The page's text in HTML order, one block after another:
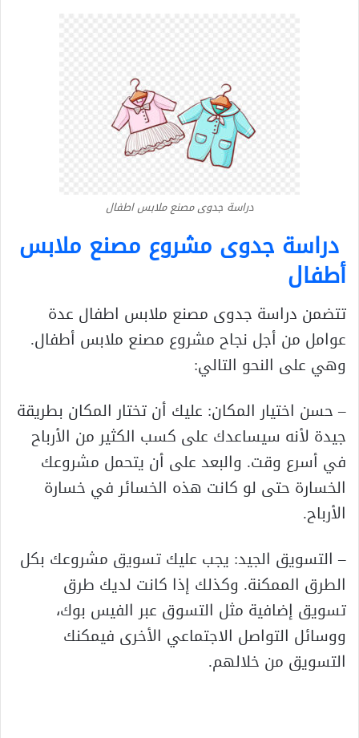
دراسة جدوى مصنع ملابس اطفال
دراسة جدوى مشروع مصنع ملابس
أطفال
تتضمن دراسة جدوى مصنع ملابس اطفال عدة
عوامل من أجل نجاح مشروع مصنع ملابس أطفال.
وهي على النحو التالي:
– حسن اختيار المكان: عليك أن تختار المكان بطريقة
جيدة لأنه سيساعدك على كسب الكثير من الأرباح
في أسرع وقت. والبعد على أن يتحمل مشروعك
الخسارة حتى لو كانت هذه الخسائر في خسارة
الأرباح.
– التسويق الجيد: يجب عليك تسويق مشروعك بكل
الطرق الممكنة. وكذلك إذا كانت لديك طرق
تسويق إضافية مثل التسوق عبر الفيس بوك،
ووسائل التواصل الاجتماعي الأخرى فيمكنك
التسويق من خلالهم.